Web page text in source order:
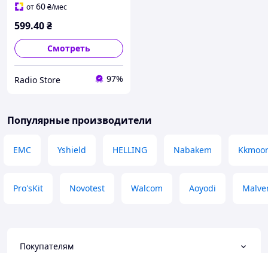
от60₴/мес
599.40₴
Смотреть
Radio Store 97%
Популярные производители
EMC Yshield HELLING Nabakem
Pro'sKit Novotest Walcom Aoyodi
Покупателям